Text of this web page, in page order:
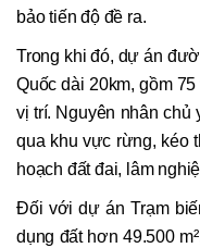
bảo tiến độ đề ra.
Trong khi đó, dự án
Quốc dài 20km, gồm
vị trí. Nguyên nhân chủ
qua khu vực rừng, kéo
hoạch đất đai, lâm
Đối với dự án Trạm
dụng đất hơn 49.500